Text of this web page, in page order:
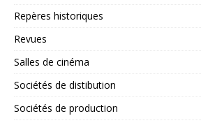
Repères historiques
Revues
Salles de cinéma
Sociétés de distibution
Sociétés de production